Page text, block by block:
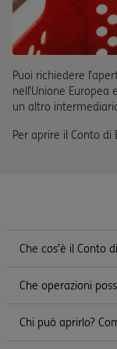
Puoi richiedere
nell’Unione
un altro
Per aprire il Conto
Che cos’è il Conto
Che operazioni
Chi può aprirlo?